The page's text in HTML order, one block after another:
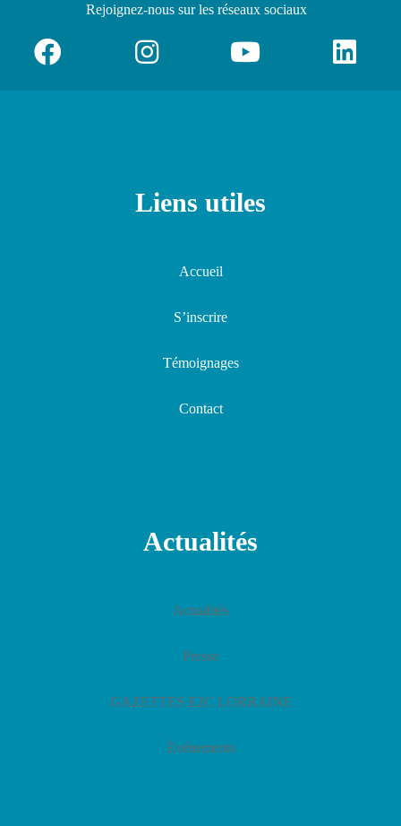
Rejoignez-nous sur les réseaux sociaux
Liens utiles
Accueil
S’inscrire
Témoignages
Contact
Actualités
Actualités
Presse
GAZETTES E2C LORRAINE
Événements